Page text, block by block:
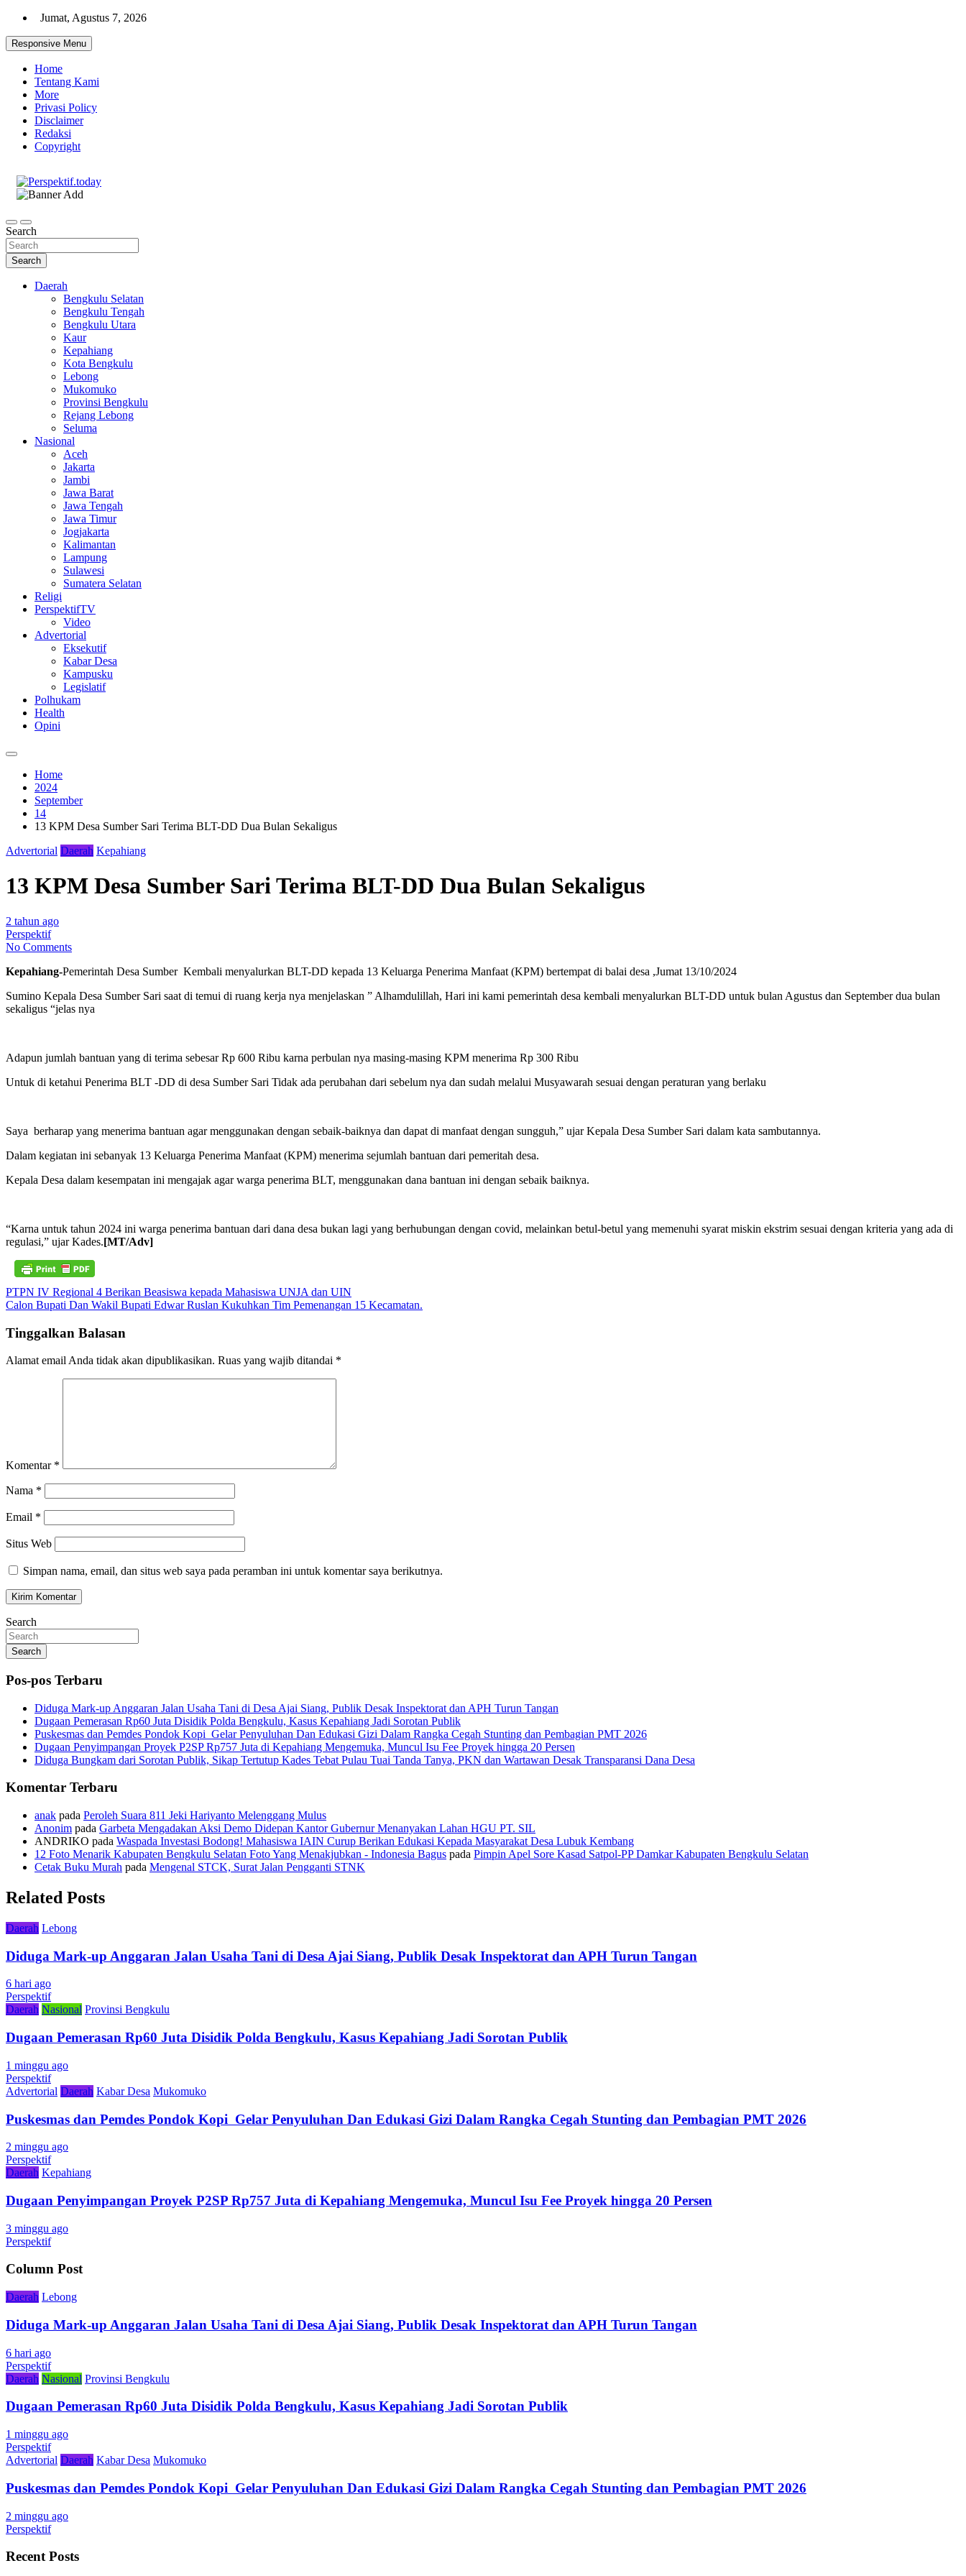
Skip
content
Jumat, Agustus 7, 2026
Responsive Menu
Home
Tentang Kami
More
Privasi Policy
Disclaimer
Redaksi
Copyright
Search
Search
Daerah
Bengkulu Selatan
Bengkulu Tengah
Bengkulu Utara
Kaur
Kepahiang
Kota Bengkulu
Lebong
Mukomuko
Provinsi Bengkulu
Rejang Lebong
Seluma
Nasional
Aceh
Jakarta
Jambi
Jawa Barat
Jawa Tengah
Jawa Timur
Jogjakarta
Kalimantan
Lampung
Sulawesi
Sumatera Selatan
Religi
PerspektifTV
Video
Advertorial
Eksekutif
Kabar Desa
Kampusku
Legislatif
Polhukam
Health
Opini
Home
2024
September
14
13 KPM Desa Sumber Sari Terima BLT-DD Dua Bulan Sekaligus
Advertorial Daerah Kepahiang
13 KPM Desa Sumber Sari Terima BLT-DD Dua Bulan Sekaligus
2 tahun ago
Perspektif
No Comments
Kepahiang-Pemerintah Desa Sumber Kembali menyalurkan BLT-DD kepada 13 Keluarga Penerima Manfaat (KPM) bertempat di balai desa ,Jumat 13/10/2024
Sumino Kepala Desa Sumber Sari saat di temui di ruang kerja nya menjelaskan ” Alhamdulillah, Hari ini kami pemerintah desa kembali menyalurkan BLT-DD untuk bulan Agustus dan September dua bulan
sekaligus “jelas nya
Adapun jumlah bantuan yang di terima sebesar Rp 600 Ribu karna perbulan nya masing-masing KPM menerima Rp 300 Ribu
Untuk di ketahui Penerima BLT -DD di desa Sumber Sari Tidak ada perubahan dari sebelum nya dan sudah melalui Musyawarah sesuai dengan peraturan yang berlaku
Saya berharap yang menerima bantuan agar menggunakan dengan sebaik-baiknya dan dapat di manfaat dengan sungguh,” ujar Kepala Desa Sumber Sari dalam kata sambutannya.
Dalam kegiatan ini sebanyak 13 Keluarga Penerima Manfaat (KPM) menerima sejumlah bantuan dari pemeritah desa.
Kepala Desa dalam kesempatan ini mengajak agar warga penerima BLT, menggunakan dana bantuan ini dengan sebaik baiknya.
“Karna untuk tahun 2024 ini warga penerima bantuan dari dana desa bukan lagi yang berhubungan dengan covid, melainkan betul-betul yang memenuhi syarat miskin ekstrim sesuai dengan kriteria yang ada di
regulasi,” ujar Kades.[MT/Adv]
Navigasi
pos
PTPN IV Regional 4 Berikan Beasiswa kepada Mahasiswa UNJA dan UIN
Calon Bupati Dan Wakil Bupati Edwar Ruslan Kukuhkan Tim Pemenangan 15 Kecamatan.
Tinggalkan Balasan
Alamat email Anda tidak akan dipublikasikan. Ruas yang wajib ditandai *
Komentar *
Nama *
Email *
Situs Web
Simpan nama, email, dan situs web saya pada peramban ini untuk komentar saya berikutnya.
Search
Search
Pos-pos Terbaru
Diduga Mark-up Anggaran Jalan Usaha Tani di Desa Ajai Siang, Publik Desak Inspektorat dan APH Turun Tangan
Dugaan Pemerasan Rp60 Juta Disidik Polda Bengkulu, Kasus Kepahiang Jadi Sorotan Publik
Puskesmas dan Pemdes Pondok Kopi Gelar Penyuluhan Dan Edukasi Gizi Dalam Rangka Cegah Stunting dan Pembagian PMT 2026
Dugaan Penyimpangan Proyek P2SP Rp757 Juta di Kepahiang Mengemuka, Muncul Isu Fee Proyek hingga 20 Persen
Diduga Bungkam dari Sorotan Publik, Sikap Tertutup Kades Tebat Pulau Tuai Tanda Tanya, PKN dan Wartawan Desak Transparansi Dana Desa
Komentar Terbaru
anak pada Peroleh Suara 811 Jeki Hariyanto Melenggang Mulus
Anonim pada Garbeta Mengadakan Aksi Demo Didepan Kantor Gubernur Menanyakan Lahan HGU PT. SIL
ANDRIKO pada Waspada Investasi Bodong! Mahasiswa IAIN Curup Berikan Edukasi Kepada Masyarakat Desa Lubuk Kembang
12 Foto Menarik Kabupaten Bengkulu Selatan Foto Yang Menakjubkan - Indonesia Bagus pada Pimpin Apel Sore Kasad Satpol-PP Damkar Kabupaten Bengkulu Selatan
Cetak Buku Murah pada Mengenal STCK, Surat Jalan Pengganti STNK
Related Posts
Daerah Lebong
Diduga Mark-up Anggaran Jalan Usaha Tani di Desa Ajai Siang, Publik Desak Inspektorat dan APH Turun Tangan
6 hari ago
Perspektif
Daerah Nasional Provinsi Bengkulu
Dugaan Pemerasan Rp60 Juta Disidik Polda Bengkulu, Kasus Kepahiang Jadi Sorotan Publik
1 minggu ago
Perspektif
Advertorial Daerah Kabar Desa Mukomuko
Puskesmas dan Pemdes Pondok Kopi Gelar Penyuluhan Dan Edukasi Gizi Dalam Rangka Cegah Stunting dan Pembagian PMT 2026
2 minggu ago
Perspektif
Daerah Kepahiang
Dugaan Penyimpangan Proyek P2SP Rp757 Juta di Kepahiang Mengemuka, Muncul Isu Fee Proyek hingga 20 Persen
3 minggu ago
Perspektif
Column Post
Daerah Lebong
Diduga Mark-up Anggaran Jalan Usaha Tani di Desa Ajai Siang, Publik Desak Inspektorat dan APH Turun Tangan
6 hari ago
Perspektif
Daerah Nasional Provinsi Bengkulu
Dugaan Pemerasan Rp60 Juta Disidik Polda Bengkulu, Kasus Kepahiang Jadi Sorotan Publik
1 minggu ago
Perspektif
Advertorial Daerah Kabar Desa Mukomuko
Puskesmas dan Pemdes Pondok Kopi Gelar Penyuluhan Dan Edukasi Gizi Dalam Rangka Cegah Stunting dan Pembagian PMT 2026
2 minggu ago
Perspektif
Recent Posts